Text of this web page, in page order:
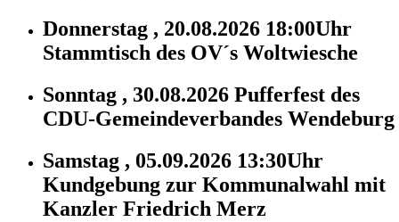
Donnerstag , 20.08.2026 18:00Uhr
Stammtisch des OV´s Woltwiesche
Sonntag , 30.08.2026 Pufferfest des
CDU-Gemeindeverbandes Wendeburg
Samstag , 05.09.2026 13:30Uhr
Kundgebung zur Kommunalwahl mit
Kanzler Friedrich Merz